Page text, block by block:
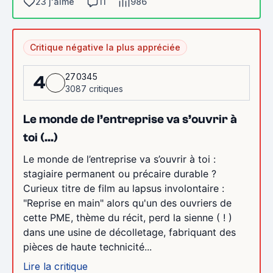
Critique négative la plus appréciée
4
270345
3087 critiques
Le monde de l’entreprise va s’ouvrir à
toi (...)
Le monde de l’entreprise va s’ouvrir à toi :
stagiaire permanent ou précaire durable ?
Curieux titre de film au lapsus involontaire :
"Reprise en main" alors qu'un des ouvriers de
cette PME, thème du récit, perd la sienne ( ! )
dans une usine de décolletage, fabriquant des
pièces de haute technicité...
Lire la critique